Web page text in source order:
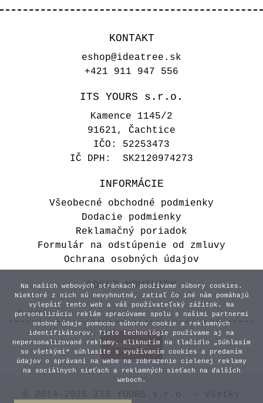
KONTAKT
eshop@ideatree.sk
+421 911 947 556
ITS YOURS s.r.o.
Kamence 1145/2
91621, Čachtice
IČO: 52253473
IČ DPH: SK2120974273
INFORMÁCIE
Všeobecné obchodné podmienky
Dodacie podmienky
Reklamačný poriadok
Formulár na odstúpenie od zmluvy
Ochrana osobných údajov
ODBER NOVINIEK
Na našich webových stránkach používame súbory cookies.
Niektoré z nich sú nevyhnutné, zatiaľ čo iné nám pomáhajú
vylepšiť tento web a váš používateľský zážitok. Na
personalizáciu reklám spracúvame spolu s našimi partnermi
osobné údaje pomocou súborov cookie a reklamných
identifikátorov. Tieto technológie používame aj na
nepersonalizované reklamy. Kliknutím na tlačidlo „Súhlasím
so všetkými“ súhlasíte s využívaním cookies a predaním
údajov o správaní na webe na zobrazenie cielenej reklamy
na sociálnych sieťach a reklamných sieťach na ďalších
weboch.